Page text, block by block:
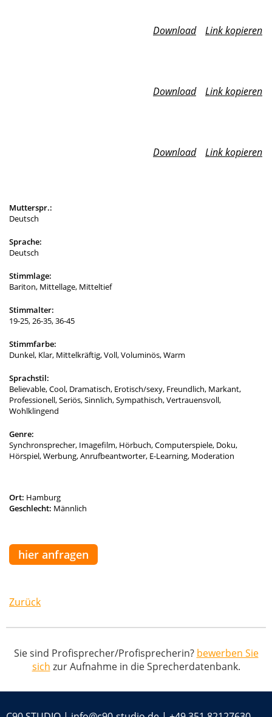
Ort: Hamburg
Geschlecht: Männlich
hier anfragen
Zurück
Mutterspr.:
Deutsch
Sprache:
Deutsch
Stimmlage:
Bariton, Mittellage, Mitteltief
Stimmalter:
19-25, 26-35, 36-45
Stimmfarbe:
Dunkel, Klar, Mittelkräftig, Voll, Voluminös, Warm
Sprachstil:
Believable, Cool, Dramatisch, Erotisch/sexy, Freundlich, Markant,
Professionell, Seriös, Sinnlich, Sympathisch, Vertrauensvoll,
Wohlklingend
Genre:
Synchronsprecher, Imagefilm, Hörbuch, Computerspiele, Doku,
Hörspiel, Werbung, Anrufbeantworter, E-Learning, Moderation
Download Link kopieren
Download Link kopieren
Download Link kopieren
Sie sind Profisprecher/Profisprecherin? bewerben Sie
sich zur Aufnahme in die Sprecherdatenbank.